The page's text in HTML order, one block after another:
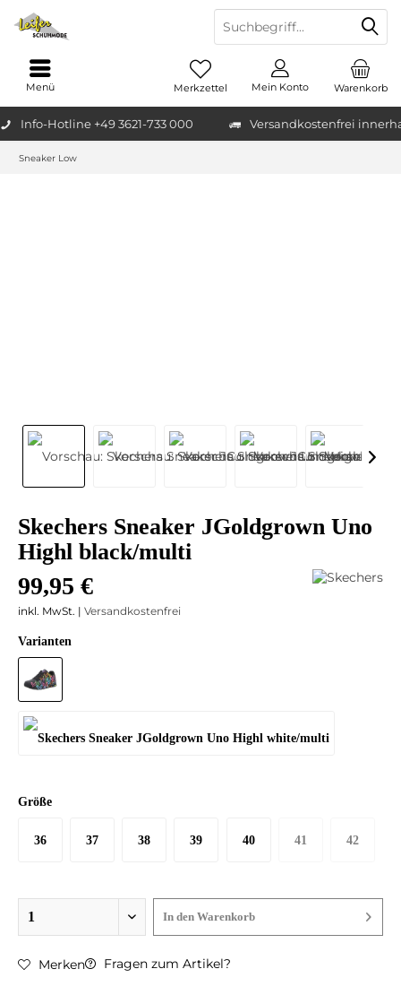
Info-Hotline +49 3621-733 000 Versandkostenfrei
Warenkorb
Merkzettel Mein Konto
Menü
Sneaker Low
Skechers Sneaker JGoldgrown Uno
Highl black/multi
99,95 €
inkl. MwSt. | Versandkostenfrei
Varianten
Größe
36 37 38 39 40 41 42
In den Warenkorb
Merken Fragen zum Artikel?